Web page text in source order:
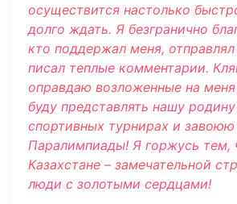
осуществится настолько
долго ждать. Я безгранично
кто поддержал меня,
писал теплые комментарии.
оправдаю возложенные на
буду представлять нашу
спортивных турнирах и завоюю
Паралимпиады! Я горжусь тем,
Казахстане – замечательной
люди с золотыми сердцами!